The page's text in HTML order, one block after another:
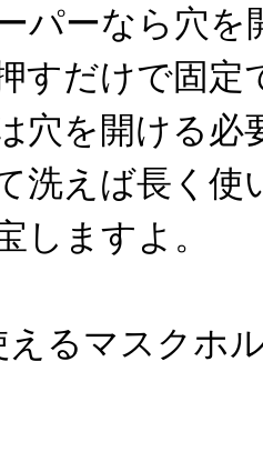
パーなら穴を
すだけで固定
穴を開ける必
洗えば長く使
しますよ。
えるマスクホ